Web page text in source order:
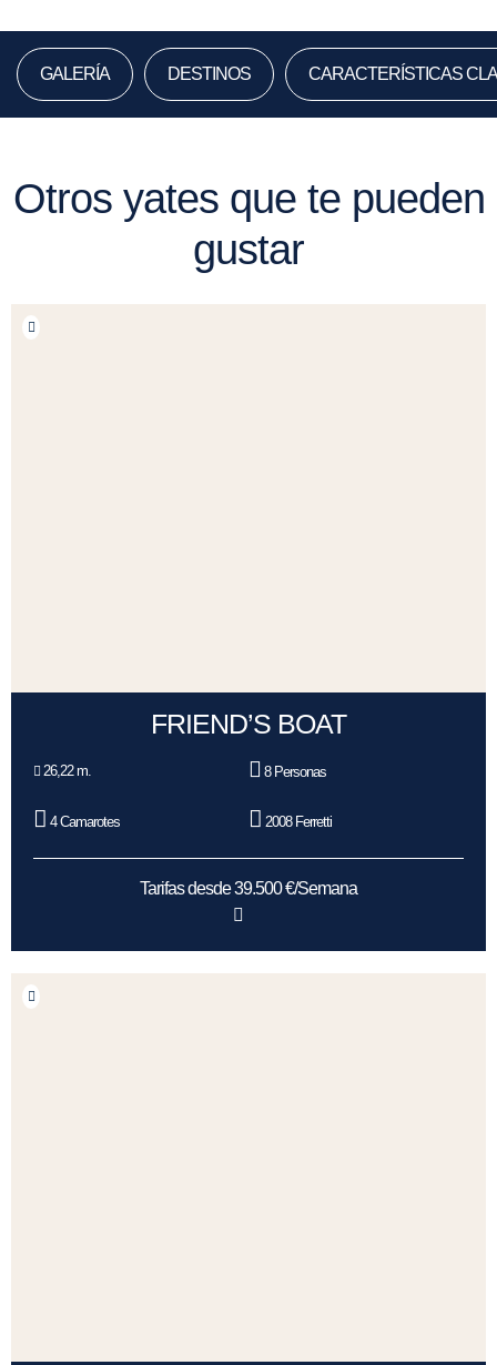
GALERÍA DESTINOS CARACTERÍSTICAS
Otros yates que te pueden
gustar
FRIEND’S BOAT
26,22 m. 8 Personas
4 Camarotes 2008 Ferretti
Tarifas desde 39.500 €/Semana